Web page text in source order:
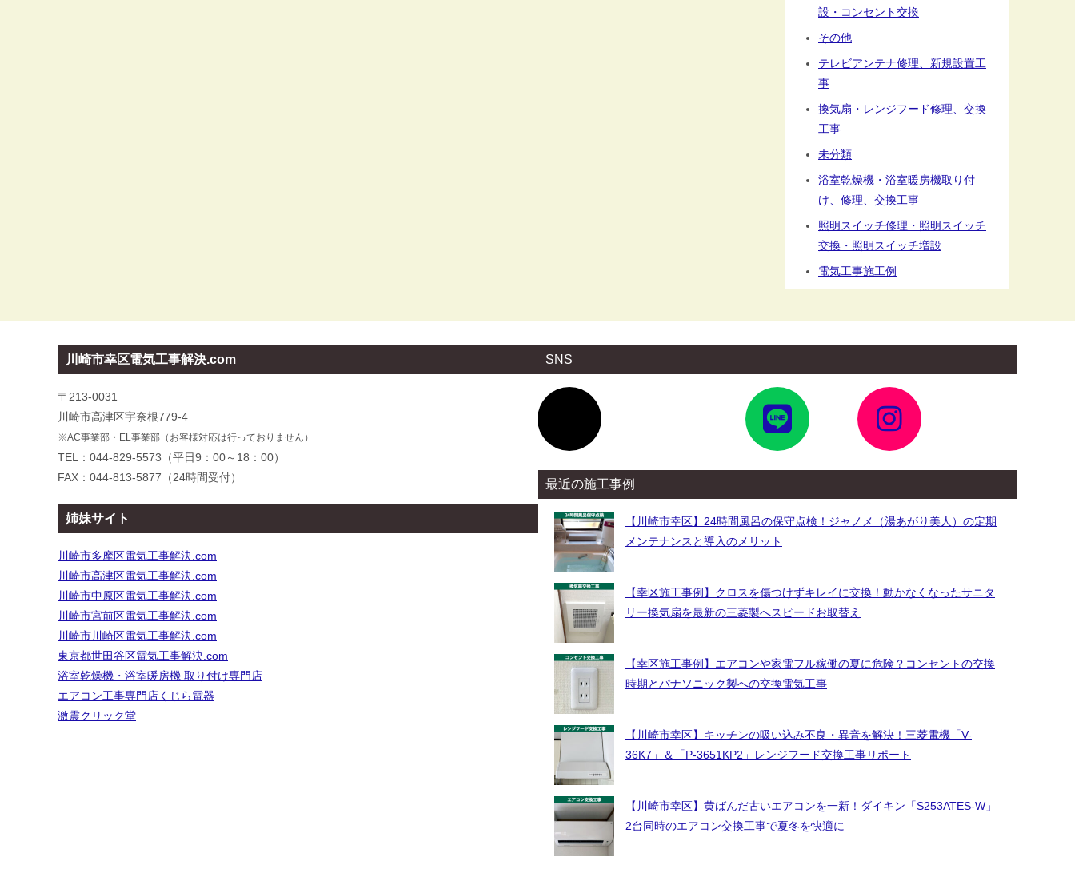
設・コンセント交換
その他
テレビアンテナ修理、新規設置工
事
換気扇・レンジフード修理、交換
工事
未分類
浴室乾燥機・浴室暖房機取り付
け、修理、交換工事
照明スイッチ修理・照明スイッチ
交換・照明スイッチ増設
電気工事施工例
川崎市幸区電気工事解決.com
〒213-0031
川崎市高津区宇奈根779-4
※AC事業部・EL事業部（お客様対応は行っておりません）
TEL：044-829-5573（平日9：00～18：00）
FAX：044-813-5877（24時間受付）
姉妹サイト
川崎市多摩区電気工事解決.com
川崎市高津区電気工事解決.com
川崎市中原区電気工事解決.com
川崎市宮前区電気工事解決.com
川崎市川崎区電気工事解決.com
東京都世田谷区電気工事解決.com
浴室乾燥機・浴室暖房機 取り付け専門店
エアコン工事専門店くじら電器
激震クリック堂
SNS
イ
コ
ン
リ
イ
コ
ン
リ
イ
コ
ン
リ
最近の施工事例
【川崎市幸区】24時間風呂の保守点検！ジャノメ（湯あがり美人）の定期
メンテナンスと導入のメリット
【幸区施工事例】クロスを傷つけずキレイに交換！動かなくなったサニタ
リー換気扇を最新の三菱製へスピードお取替え
【幸区施工事例】エアコンや家電フル稼働の夏に危険？コンセントの交換
時期とパナソニック製への交換電気工事
【川崎市幸区】キッチンの吸い込み不良・異音を解決！三菱電機「V-
36K7」＆「P-3651KP2」レンジフード交換工事リポート
【川崎市幸区】黄ばんだ古いエアコンを一新！ダイキン「S253ATES-W」
2台同時のエアコン交換工事で夏冬を快適に